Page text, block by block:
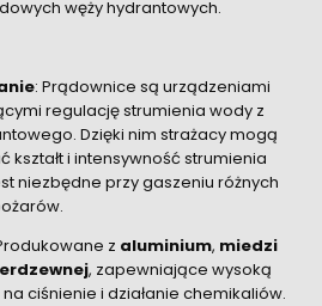
węży hydrantowych.
: Prądownice są urządzeniami
regulację strumienia wody z
Dzięki nim strażacy mogą
kształt i intensywność strumienia
niezbędne przy gaszeniu różnych
z aluminium, miedzi
, zapewniające wysoką
ciśnienie i działanie chemikaliów.